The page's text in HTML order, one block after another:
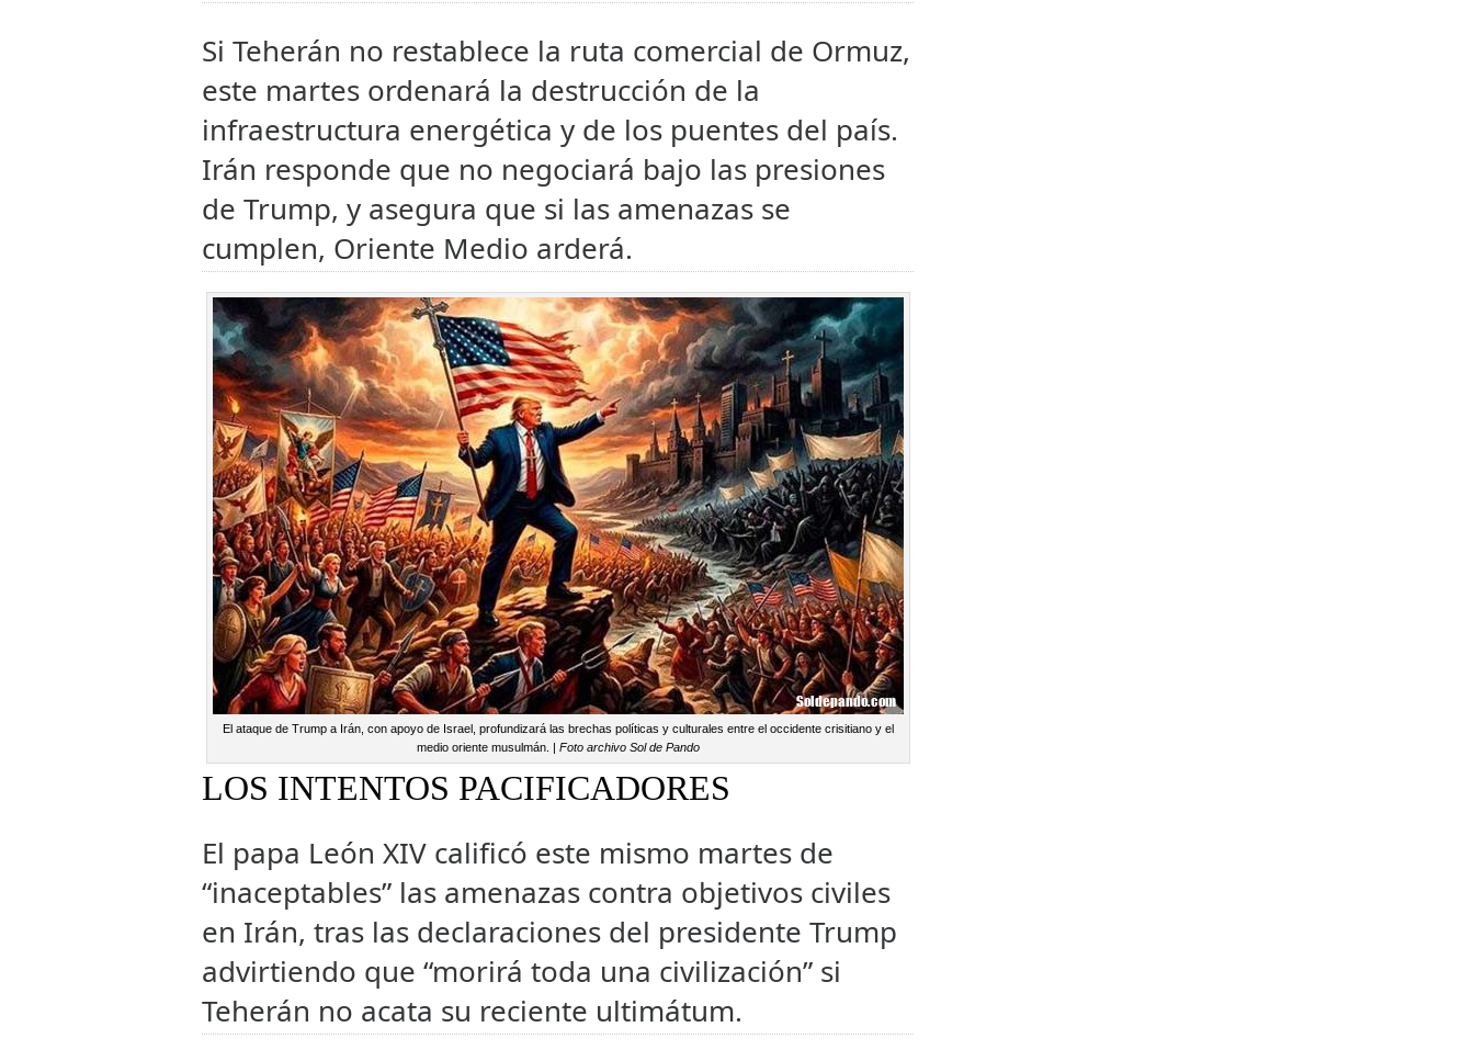
Si Teherán no restablece la ruta comercial de Ormuz,
este martes ordenará la destrucción de la
infraestructura energética y de los puentes del país.
Irán responde que no negociará bajo las presiones
de Trump, y asegura que si las amenazas se
cumplen, Oriente Medio arderá.
El ataque de Trump a Irán, con apoyo de Israel, profundizará las brechas políticas y culturales entre el occidente crisitiano y el
medio oriente musulmán. | Foto archivo Sol de Pando
LOS INTENTOS PACIFICADORES
El papa León XIV calificó este mismo martes de
“inaceptables” las amenazas contra objetivos civiles
en Irán, tras las declaraciones del presidente Trump
advirtiendo que “morirá toda una civilización” si
Teherán no acata su reciente ultimátum.